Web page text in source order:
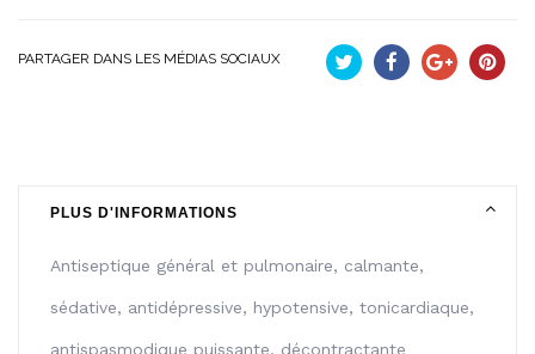
PARTAGER DANS LES MÉDIAS SOCIAUX
PLUS D'INFORMATIONS
Antiseptique général et pulmonaire, calmante,
sédative, antidépressive, hypotensive, tonicardiaque,
antispasmodique puissante, décontractante